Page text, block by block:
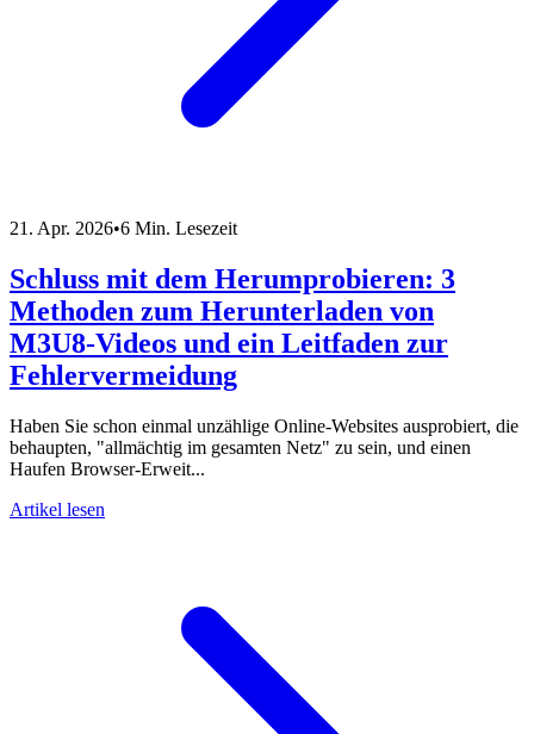
21. Apr. 2026•6 Min. Lesezeit
Schluss mit dem Herumprobieren: 3
Methoden zum Herunterladen von
M3U8-Videos und ein Leitfaden zur
Fehlervermeidung
Haben Sie schon einmal unzählige Online-Websites ausprobiert, die
behaupten, "allmächtig im gesamten Netz" zu sein, und einen
Haufen Browser-Erweit...
Artikel lesen